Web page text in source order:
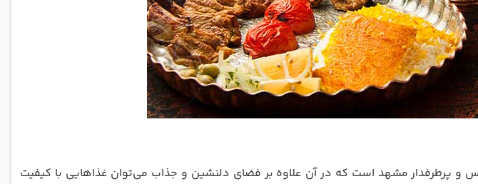
و پرطرفدار مشهد است که در آن علاوه بر فضای دلنشین و جذاب می‌توان غذاهایی با کیفیت